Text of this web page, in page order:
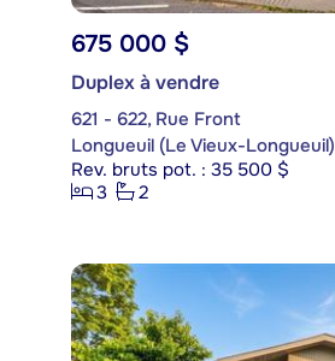
675 000 $
Duplex à vendre
621 - 622, Rue Front
Longueuil (Le Vieux-Longueuil)
Rev. bruts pot. : 35 500 $
3
2